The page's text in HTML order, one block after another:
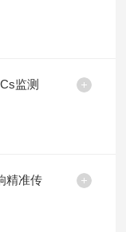
监测
精准传